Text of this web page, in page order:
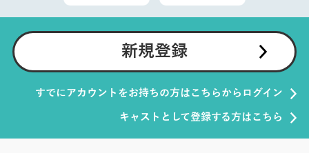
新規登録
すでにアカウントをお持ちの方はこちらからログイン
キャストとして登録する方はこちら